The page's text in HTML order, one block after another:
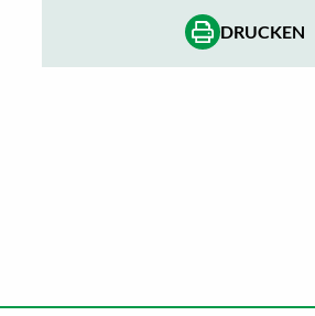
DRUCKEN